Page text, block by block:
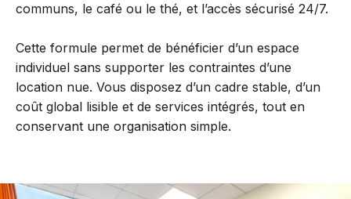
communs, le café ou le thé, et l’accès sécurisé 24/7.
Cette formule permet de bénéficier d’un espace
individuel sans supporter les contraintes d’une
location nue. Vous disposez d’un cadre stable, d’un
coût global lisible et de services intégrés, tout en
conservant une organisation simple.